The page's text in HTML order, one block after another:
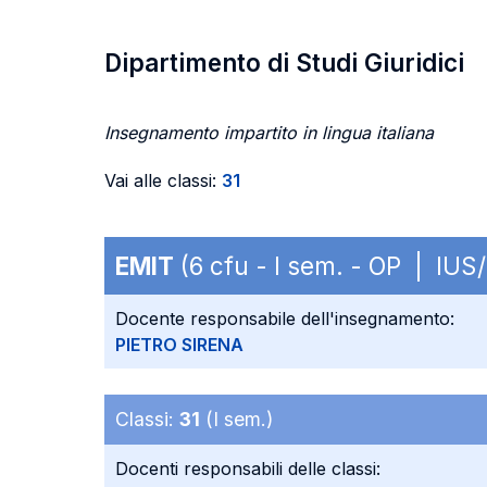
Dipartimento di Studi Giuridici
Insegnamento impartito in lingua italiana
Vai alle classi: 31
EMIT (6 cfu - I sem. - OP | IUS/
Docente responsabile dell'insegnamento:
PIETRO SIRENA
Classi: 31 (I sem.)
Docenti responsabili delle classi: